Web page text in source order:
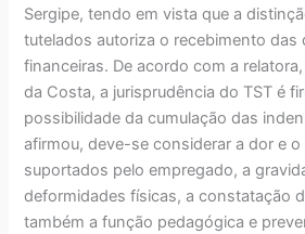
Sergipe, tendo em vista que a
tutelados autoriza o recebimento das
financeiras. De acordo com a
da Costa, a jurisprudência do TST é
possibilidade da cumulação das
afirmou, deve-se considerar a dor e
suportados pelo empregado, a
deformidades físicas, a constatação
também a função pedagógica e